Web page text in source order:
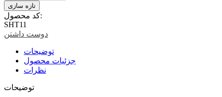
کد محصول:
SHT11
دوست داشتن
توضیحات
جزئیات محصول
نظرات
توضیحات